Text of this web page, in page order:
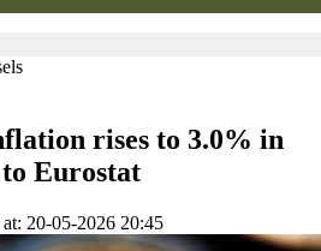
rises to 3.0% in
Eurostat
20-05-2026 20:45